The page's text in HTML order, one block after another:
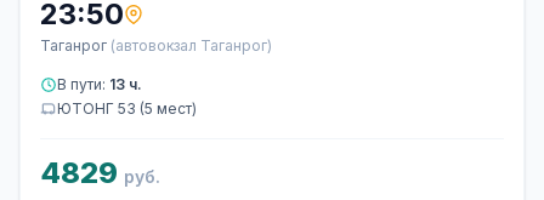
23:50
Таганрог (автовокзал Таганрог)
В пути: 13 ч.
ЮТОНГ 53 (5 мест)
4829 руб.